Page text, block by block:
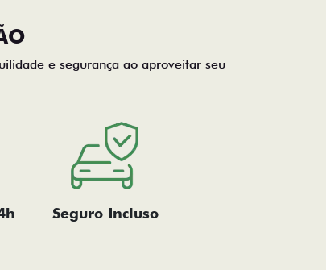
e segurança ao aproveitar seu
Seguro Incluso